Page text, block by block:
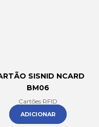
SISNID NCARD
BM06
Cartões RFID
ADICIONAR